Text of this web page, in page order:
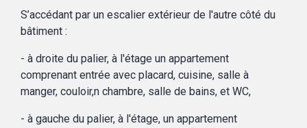
S’accédant par un escalier extérieur de l'autre côté du
bâtiment :
- à droite du palier, à l'étage un appartement
comprenant entrée avec placard, cuisine, salle à
manger, couloir,n chambre, salle de bains, et WC,
- à gauche du palier, à l'étage, un appartement